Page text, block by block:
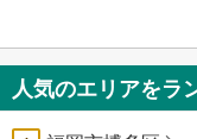
人気のエリアをラ